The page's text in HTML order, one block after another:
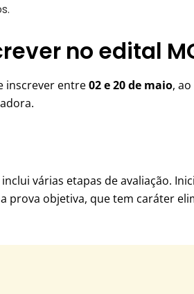
no edital
inscrever entre02 e 20 de maio,
várias etapas de avaliação.
prova objetiva, que tem caráter